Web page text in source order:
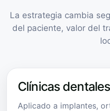
La estrategia cambia
del paciente, valor del
Clínicas dentales
Aplicado a implantes,